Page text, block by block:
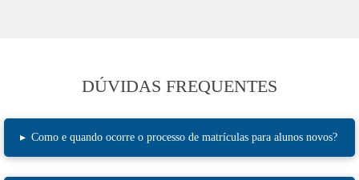
DÚVIDAS FREQUENTES
▸ Como e quando ocorre o processo de matrículas para alunos novos?